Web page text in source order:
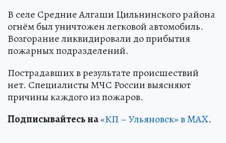
В селе Средние Алгаши Цильнинского района
огнём был уничтожен легковой автомобиль.
Возгорание ликвидировали до прибытия
пожарных подразделений.
Пострадавших в результате происшествий
нет. Специалисты МЧС России выясняют
причины каждого из пожаров.
Подписывайтесь на«КП – Ульяновск» в MAX.